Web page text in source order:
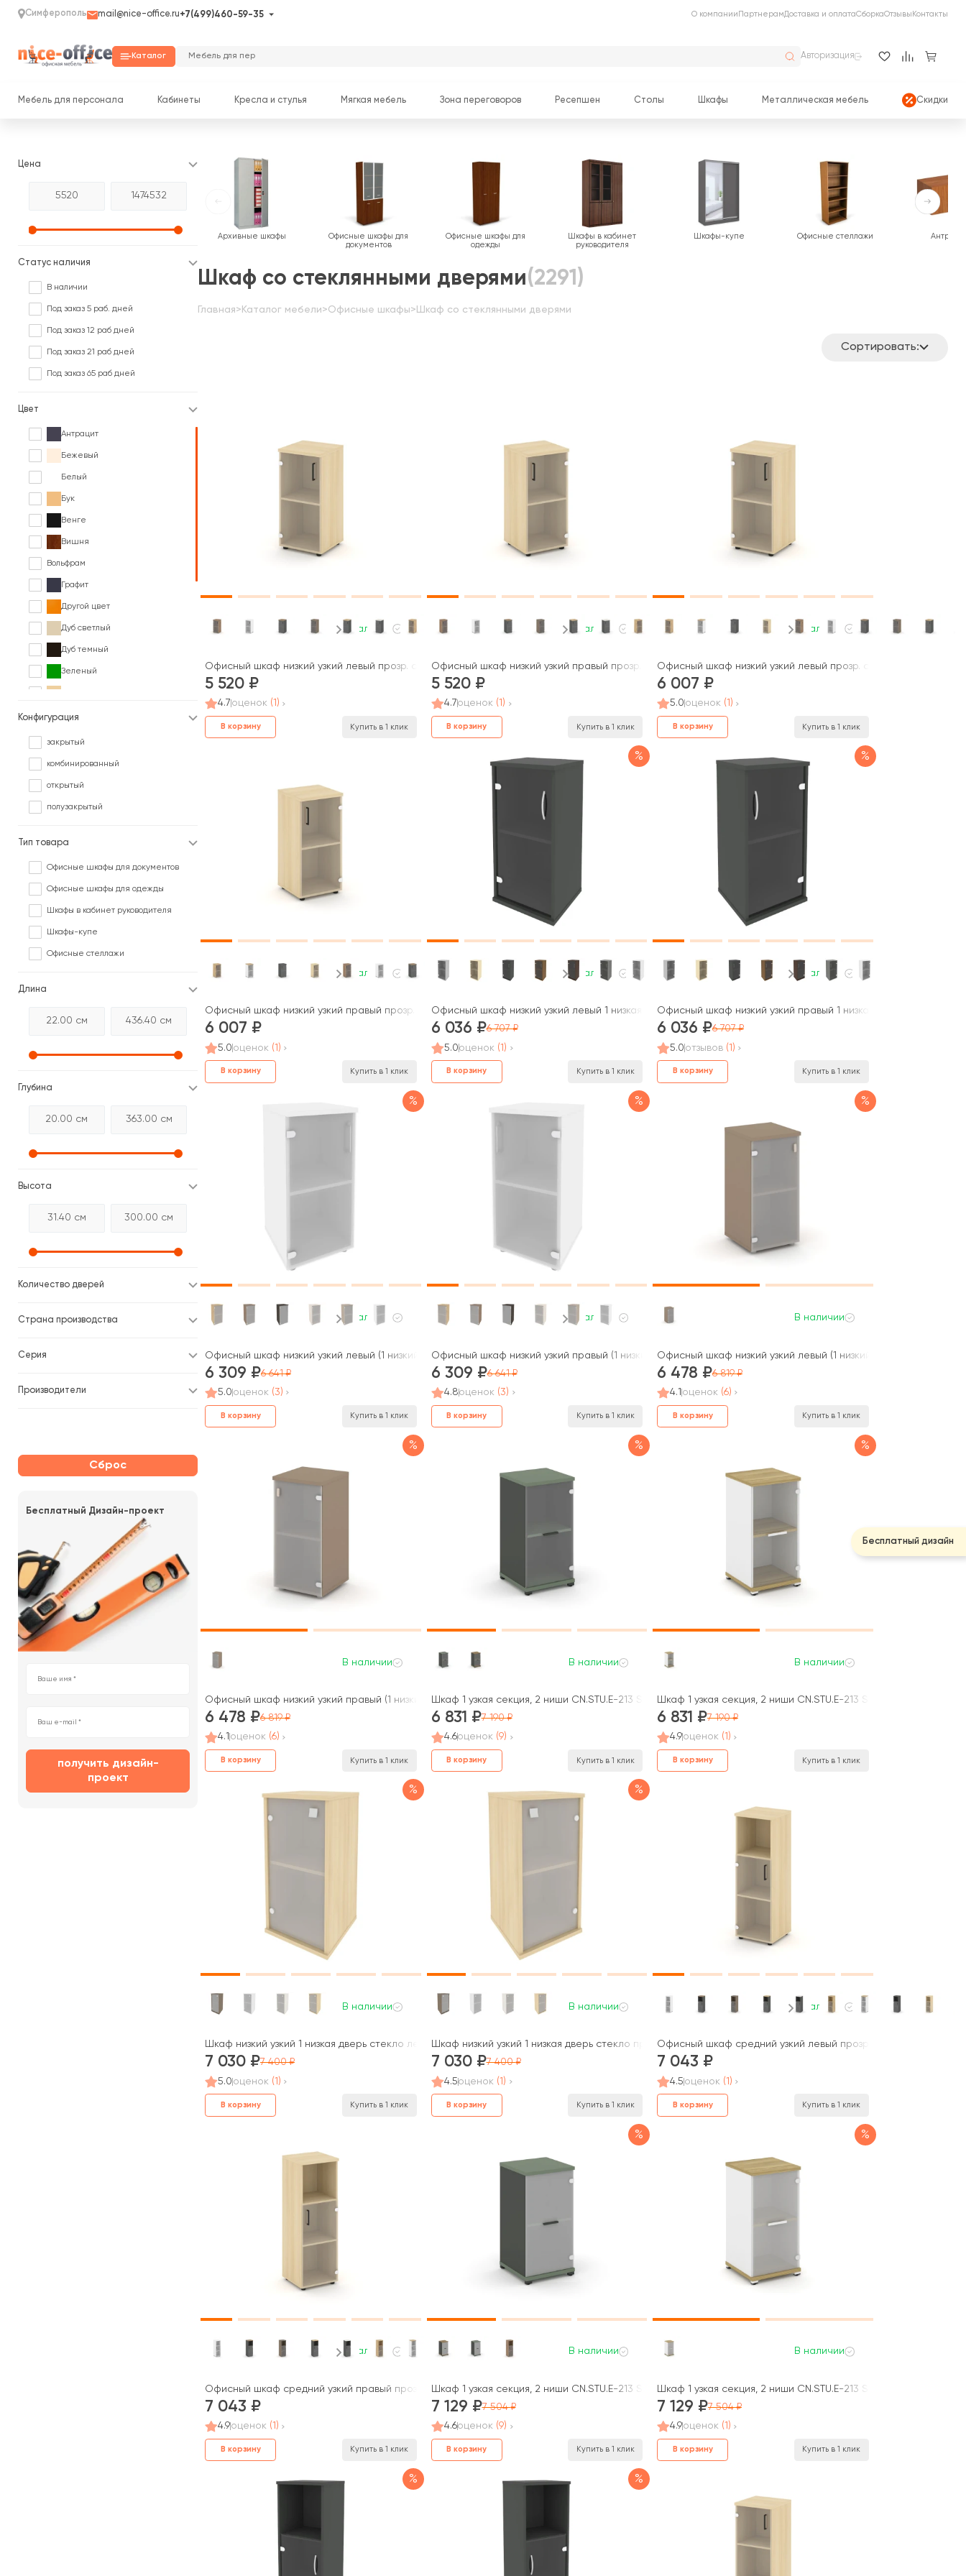
Симферополь mail@nice-office.ru+7(499)460-59-35 О компании ПартнерамДоставка и оплатаСборкаОтзывы Контакты
Каталог Авторизация
Мебель для персонала Кабинеты Кресла и стулья Мягкая мебель Зона переговоров Ресепшен Столы Шкафы Металлическая мебель Скидки
Цена
Статус наличия
В наличии
Под заказ 5 раб. дней
Под заказ 12 раб дней
Под заказ 21 раб дней
Под заказ 65 раб дней
Цвет
Антрацит
Бежевый
Белый
Бук
Венге
Вишня
Вольфрам
Графит
Другой цвет
Дуб светлый
Дуб темный
Зеленый
Коричневый
Черный
Ясень
Конфигурация
закрытый
комбинированный
открытый
полузакрытый
Тип товара
Офисные шкафы для документов
Офисные шкафы для одежды
Шкафы в кабинет руководителя
Шкафы-купе
Офисные стеллажи
Длина
Глубина
Высота
Количество дверей
Страна производства
Серия
Производители
Сброс
Бесплатный Дизайн-проект
получить дизайн-
проект
Шкаф со стеклянными дверями(2291)
Главная> Каталог мебели>Офисные шкафы> Шкаф со стеклянными дверями
Сортировать:
В наличии
Офисный шкаф низкий узкий левый прозр. стекло 400x400x833 зад. стенка HDF Стайл Проджект / Style Project
5 520
4.7 оценок (1)
В корзину Купить в 1 клик
В наличии
Офисный шкаф низкий узкий правый прозр. стекло 400x400x833 зад. стенка HDF Стайл Проджект / Style
5 520
4.7оценок (1)
В корзину Купить в 1 клик
В наличии
Офисный шкаф низкий узкий левый прозр. стекло
6 007
5.0 оценок (1)
В корзину Купить в 1 клик
В наличии
Офисный шкаф низкий узкий правый прозр. стекло 400x400x833 Стайл Проджект / Style Project
6 007
5.0 оценок (1)
В корзину Купить в 1 клик
%
В наличии
Офисный шкаф низкий узкий левый 1 низкая дверь стекло Рива / Riva
6 036
6 707
5.0оценок (1)
В корзину Купить в 1 клик
%
В наличии
Офисный шкаф низкий узкий правый 1 низкая дверь стекло
6 036
6 707
5.0 отзывов (1)
В корзину Купить в 1 клик
%
В наличии
Офисный шкаф низкий узкий левый (1 низкий фасад стекло) 400x420x823 Оникс / Onix
6 309
6 641
5.0оценок (3)
В корзину Купить в 1 клик
%
В наличии
Офисный шкаф низкий узкий правый (1 низкий фасад стекло) 400x420x823 Оникс / Onix
6 309
6 641
4.8оценок (3)
В корзину Купить в 1 клик
%
В наличии
Офисный шкаф низкий узкий левый (1 низкий фасад стекло
6 478
6 819
4.1оценок (6)
В корзину Купить в 1 клик
%
В наличии
Офисный шкаф низкий узкий правый (1 низкий фасад стекло сатин матовый) 40x42x82,3 Эстетика / Estetica
6 478
6 819
4.1 оценок (6)
В корзину Купить в 1 клик
%
В наличии
Шкаф 1 узкая секция, 2 ниши CN.STU.E-213 SP A 420x420x818 Концепт / Concept
6 831
7 190
4.6оценок (9)
В корзину Купить в 1 клик
%
В наличии
Шкаф 1 узкая секция, 2 ниши CN.STU.E-213 SP W 420x420x818
6 831
7 190
4.9оценок (1)
В корзину Купить в 1 клик
%
В наличии
Шкаф низкий узкий 1 низкая дверь стекло левый 412x410x828 Стайл Систем / Style System
7 030
7 400
5.0оценок (1)
В корзину Купить в 1 клик
%
В наличии
Шкаф низкий узкий 1 низкая дверь стекло правый 412x410x828 Стайл Систем / Style System
7 030
7 400
4.5оценок (1)
В корзину Купить в 1 клик
В наличии
Офисный шкаф средний узкий левый прозр. стекло с нишей
7 043
4.5оценок (1)
В корзину Купить в 1 клик
В наличии
Офисный шкаф средний узкий правый прозр. стекло с нишей 400x400x1203 зад. стенка HDF Стайл Проджект / Style Project
7 043
4.9оценок (1)
В корзину Купить в 1 клик
%
В наличии
Шкаф 1 узкая секция, 2 ниши CN.STU.E-213 SM A 420x420x818 Концепт / Concept
7 129
7 504
4.6оценок (9)
В корзину Купить в 1 клик
%
В наличии
Шкаф 1 узкая секция, 2 ниши CN.STU.E-213 SM W 420x420x818
7 129
7 504
4.9оценок (1)
В корзину Купить в 1 клик
% %
Архивные шкафы
Офисные шкафы для
документов
Офисные шкафы для
одежды
Шкафы в кабинет
руководителя
Шкафы-купе Офисные стеллажи
Бесплатный дизайн